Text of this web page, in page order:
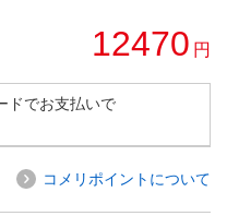
12470 円
ドでお支払いで
コメリポイントについて